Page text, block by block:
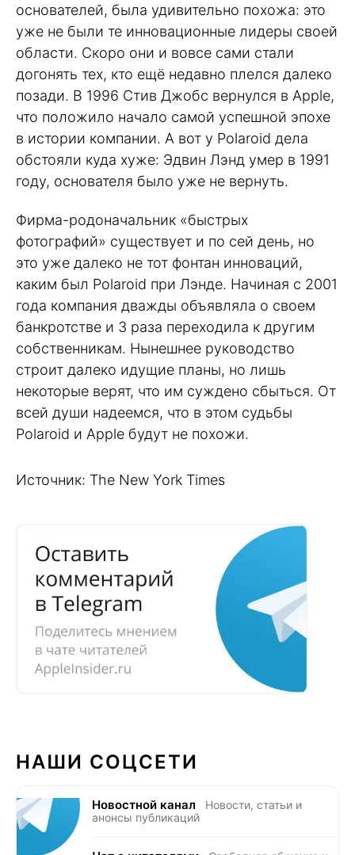
основателей, была удивительно похожа: это
уже не были те инновационные лидеры своей
области. Скоро они и вовсе сами стали
догонять тех, кто ещё недавно плелся далеко
позади. В 1996 Стив Джобс вернулся в Apple,
что положило начало самой успешной эпохе
в истории компании. А вот у Polaroid дела
обстояли куда хуже: Эдвин Лэнд умер в 1991
году, основателя было уже не вернуть.
Фирма-родоначальник «быстрых
фотографий» существует и по сей день, но
это уже далеко не тот фонтан инноваций,
каким был Polaroid при Лэнде. Начиная с 2001
года компания дважды объявляла о своем
банкротстве и 3 раза переходила к другим
собственникам. Нынешнее руководство
строит далеко идущие планы, но лишь
некоторые верят, что им суждено сбыться. От
всей души надеемся, что в этом судьбы
Polaroid и Apple будут не похожи.
Источник: The New York Times
НАШИ СОЦСЕТИ
Новостной канал
Новости, статьи и
анонсы публикаций